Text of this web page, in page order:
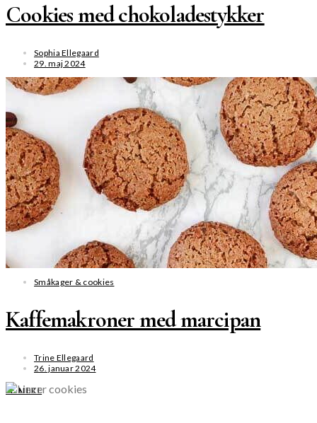
Cookies med chokoladestykker
Sophia Ellegaard
29. maj 2024
SE MERE
Småkager & cookies
Kaffemakroner med marcipan
Trine Ellegaard
26. januar 2024
SE MERE